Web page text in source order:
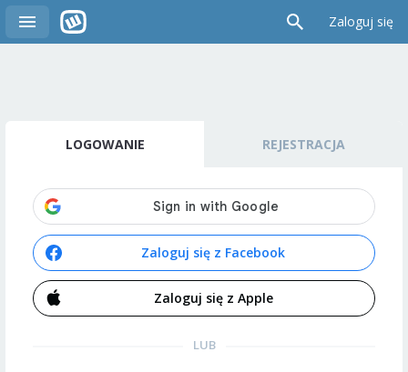
Zaloguj się
LOGOWANIE REJESTRACJA
Zaloguj się z Facebook
Zaloguj się z Apple
LUB